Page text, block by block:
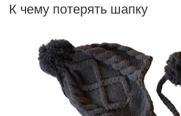
К чему потерять шапку